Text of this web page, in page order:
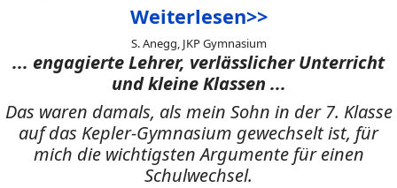
Weiterlesen>>
S. Anegg, JKP Gymnasium
... engagierte Lehrer, verlässlicher Unterricht
und kleine Klassen ...
Das waren damals, als mein Sohn in der 7. Klasse
auf das Kepler-Gymnasium gewechselt ist, für
mich die wichtigsten Argumente für einen
Schulwechsel.